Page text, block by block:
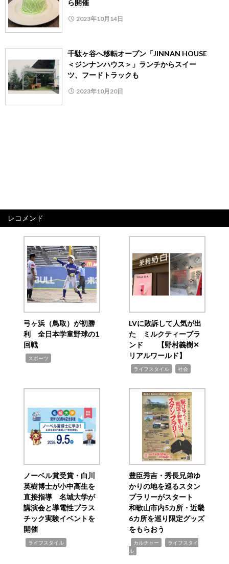
ら開催
2023年10月14日
千駄ヶ谷へ移転オープン「JINNAN HOUSE
＜ジンナンハウス＞」ランチからスイー
ツ、フードトラックも
2023年10月20日
レコメンド
弓ヶ浜（鳥取）が初勝
利 全日本学童野球の1
回戦
スポーツ
LVに敗訴して人気が出
た ミルクティーブラ
ンド 【野村義樹✕
リアルワールド】
ライフスタイル 社会
ノーベル賞受賞・白川
英樹博士が小中高生を
直接指導 名城大学が
講演会と導電性プラス
チック実験イベントを
開催
ライフスタイル
豊臣秀吉・秀長兄弟ゆ
かりの地を巡るスタン
プラリーがスタート
和歌山市内5カ所・近畿
6カ所を巡り限定グッズ
をもらおう
カルチャー
ライフスタイ
ル